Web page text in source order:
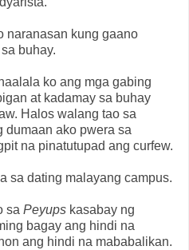
naranasan kung gaano
buhay.
ko ang mga gabing
at kadamay sa buhay
Halos walang tao sa
dumaan ako pwera sa
na pinatutupad ang curfew.
sa dating malayang campus.
sa Peyups kasabay ng
bagay ang hindi na
ang hindi na mababalikan.